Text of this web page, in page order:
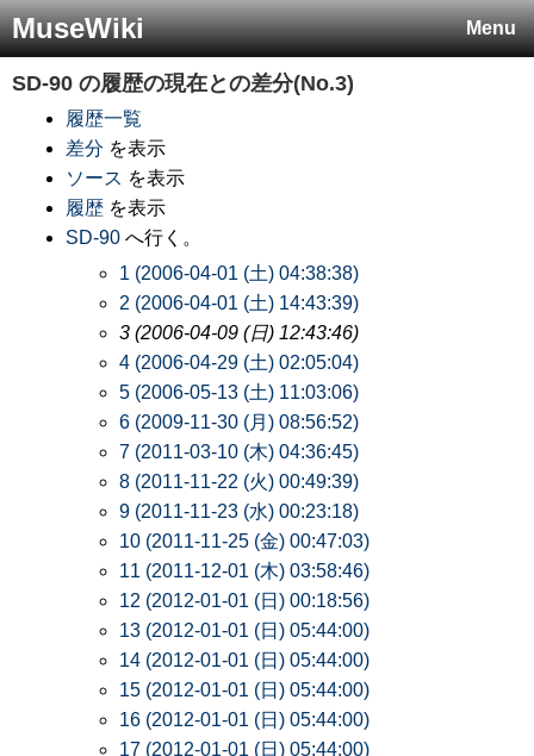
Menu
MuseWiki
SD-90 の履歴の現在との差分(No.3)
履歴一覧
差分 を表示
ソース を表示
履歴 を表示
SD-90 へ行く。
1 (2006-04-01 (土) 04:38:38)
2 (2006-04-01 (土) 14:43:39)
3 (2006-04-09 (日) 12:43:46)
4 (2006-04-29 (土) 02:05:04)
5 (2006-05-13 (土) 11:03:06)
6 (2009-11-30 (月) 08:56:52)
7 (2011-03-10 (木) 04:36:45)
8 (2011-11-22 (火) 00:49:39)
9 (2011-11-23 (水) 00:23:18)
10 (2011-11-25 (金) 00:47:03)
11 (2011-12-01 (木) 03:58:46)
12 (2012-01-01 (日) 00:18:56)
13 (2012-01-01 (日) 05:44:00)
14 (2012-01-01 (日) 05:44:00)
15 (2012-01-01 (日) 05:44:00)
16 (2012-01-01 (日) 05:44:00)
17 (2012-01-01 (日) 05:44:00)